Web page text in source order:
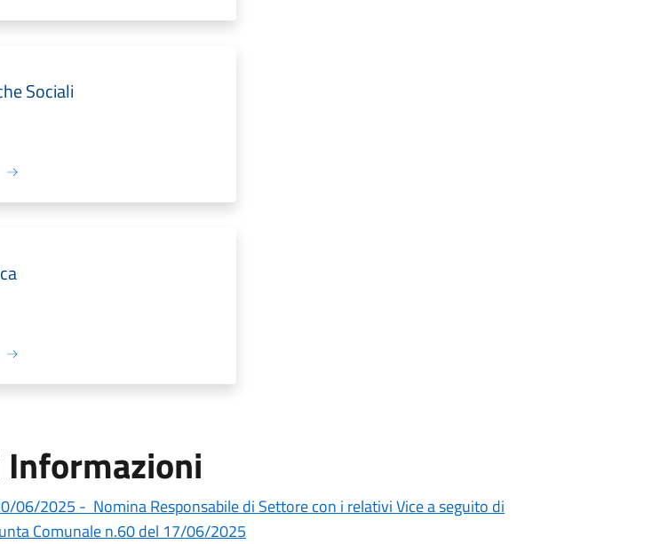
Sociali
06/2025 - Nomina Responsabile di Settore con i relativi Vice a seguito di
Comunale n.60 del 17/06/2025